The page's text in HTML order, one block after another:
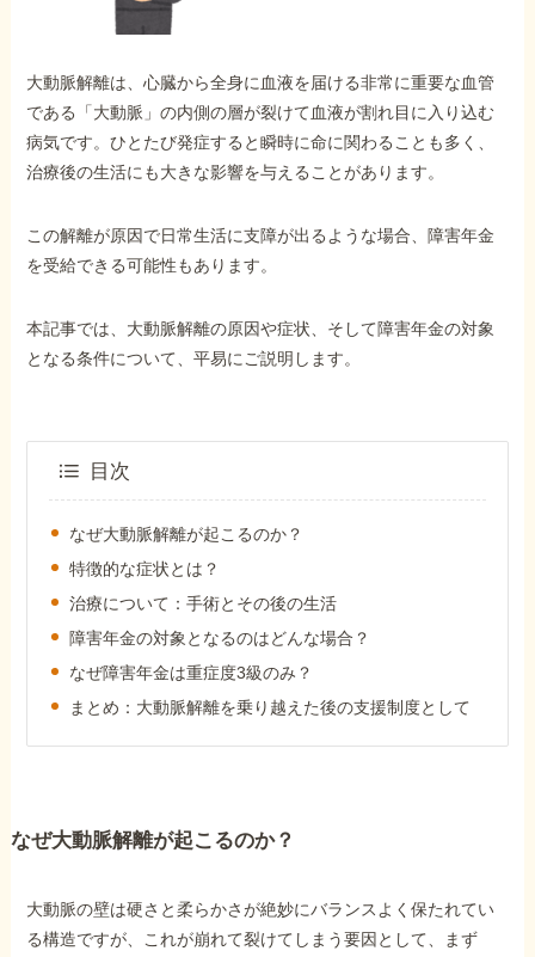
ホーム
障害年金の基礎知識
障害年金の金額
受給事例
障害年金コラム
お知らせ
事務所について
お客様からの感謝のお手紙
大動脈解離は、心臓から全身に血液を届ける非常に重要な血管
である「大動脈」の内側の層が裂けて血液が割れ目に入り込む
病気です。ひとたび発症すると瞬時に命に関わることも多く、
治療後の生活にも大きな影響を与えることがあります。
この解離が原因で日常生活に支障が出るような場合、障害年金
を受給できる可能性もあります。
本記事では、大動脈解離の原因や症状、そして障害年金の対象
となる条件について、平易にご説明します。
目次
なぜ大動脈解離が起こるのか？
特徴的な症状とは？
治療について：手術とその後の生活
障害年金の対象となるのはどんな場合？
なぜ障害年金は重症度3級のみ？
まとめ：大動脈解離を乗り越えた後の支援制度として
なぜ大動脈解離が起こるのか？
大動脈の壁は硬さと柔らかさが絶妙にバランスよく保たれてい
る構造ですが、これが崩れて裂けてしまう要因として、まず